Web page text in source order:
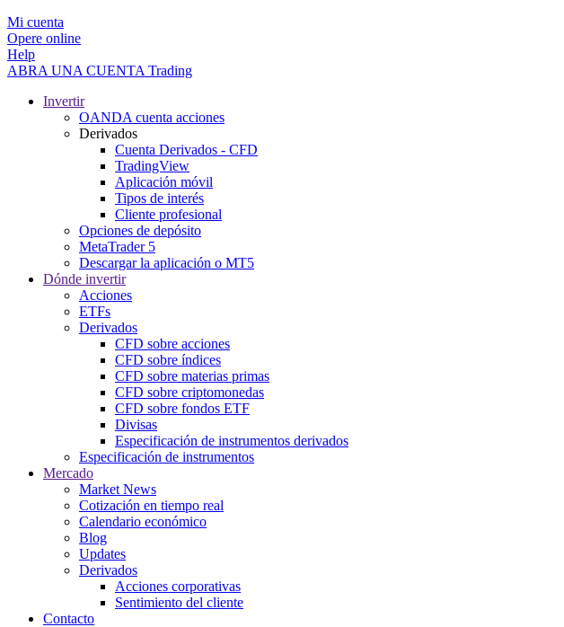
Mi cuenta
Opere online
Help
ABRA UNA CUENTA Trading
Invertir
OANDA cuenta acciones
Derivados
Cuenta Derivados - CFD
TradingView
Aplicación móvil
Tipos de interés
Cliente profesional
Opciones de depósito
MetaTrader 5
Descargar la aplicación o MT5
Dónde invertir
Acciones
ETFs
Derivados
CFD sobre acciones
CFD sobre índices
CFD sobre materias primas
CFD sobre criptomonedas
CFD sobre fondos ETF
Divisas
Especificación de instrumentos derivados
Especificación de instrumentos
Mercado
Market News
Cotización en tiempo real
Calendario económico
Blog
Updates
Derivados
Acciones corporativas
Sentimiento del cliente
Contacto